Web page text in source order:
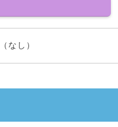
（なし）